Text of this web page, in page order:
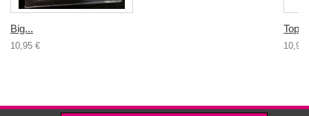
Big...
10,95 €
Top
10,95